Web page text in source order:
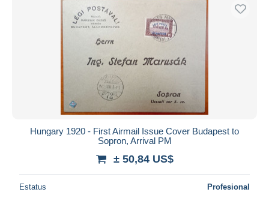
Hungary 1920 - First Airmail Issue Cover Budapest to
Sopron, Arrival PM
± 50,84 US$
Estatus Profesional